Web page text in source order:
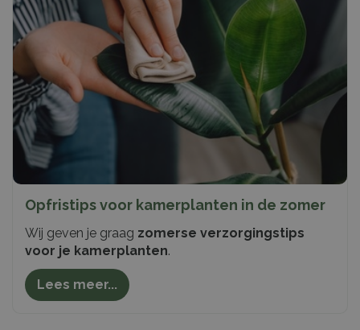
Opfristips voor kamerplanten in de zomer
Wij geven je graag zomerse verzorgingstips
voor je kamerplanten.
Lees meer...